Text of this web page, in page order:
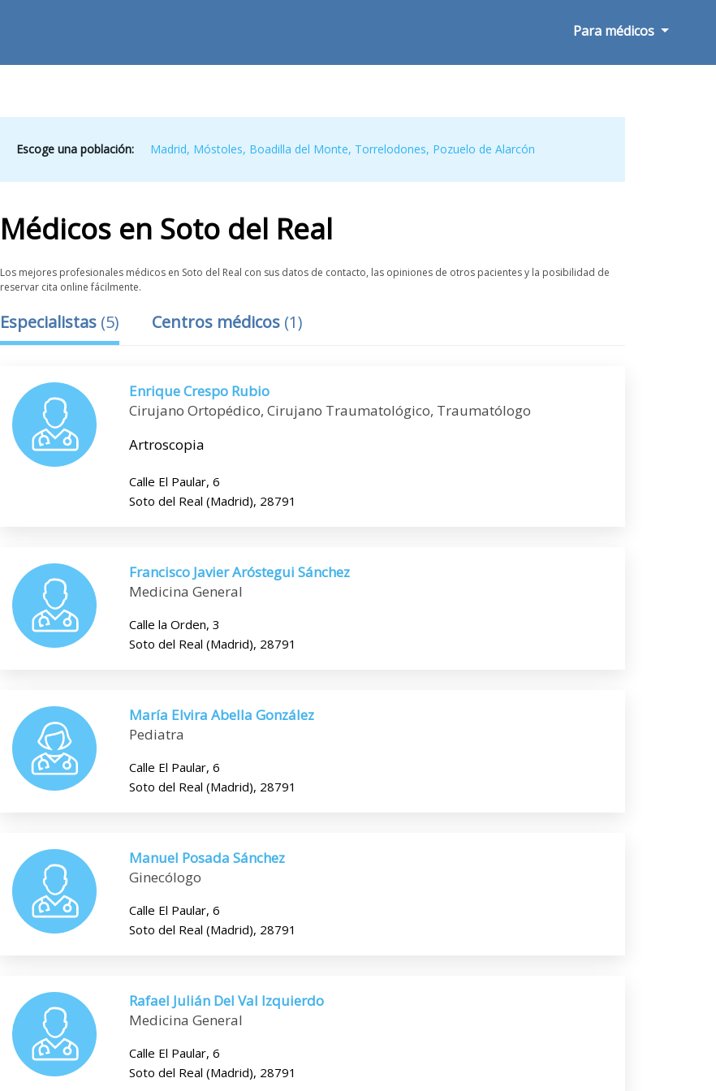
Para médicos
Escoge una población: Madrid, Móstoles, Boadilla del Monte, Torrelodones, Pozuelo de Alarcón
Médicos en Soto del Real
Los mejores profesionales médicos en Soto del Real con sus datos de contacto, las opiniones de otros pacientes y la posibilidad de
reservar cita online fácilmente.
Especialistas (5) Centros médicos (1)
Enrique Crespo Rubio
Cirujano Ortopédico, Cirujano Traumatológico, Traumatólogo
Artroscopia
Calle El Paular, 6
Soto del Real (Madrid), 28791
Francisco Javier Aróstegui Sánchez
Medicina General
Calle la Orden, 3
Soto del Real (Madrid), 28791
María Elvira Abella González
Pediatra
Calle El Paular, 6
Soto del Real (Madrid), 28791
Manuel Posada Sánchez
Ginecólogo
Calle El Paular, 6
Soto del Real (Madrid), 28791
Rafael Julián Del Val Izquierdo
Medicina General
Calle El Paular, 6
Soto del Real (Madrid), 28791